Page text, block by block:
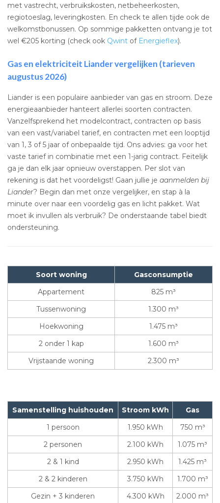
met vastrecht, verbruikskosten, netbeheerkosten,
regiotoeslag, leveringkosten. En check te allen tijde ook de
welkomstbonussen. Op sommige pakketten ontvang je tot
wel €205 korting (check ook Qwint of Energieflex).
Gas en elektriciteit Liander vergelijken (tarieven
augustus 2026)
Liander is een populaire aanbieder van gas en stroom. Deze
energieaanbieder hanteert allerlei soorten contracten.
Vanzelfsprekend het modelcontract, contracten op basis
van een vast/variabel tarief, en contracten met een looptijd
van 1, 3 of 5 jaar of onbepaalde tijd. Ons advies: ga voor het
vaste tarief in combinatie met een 1-jarig contract. Feitelijk
ga je dan elk jaar opnieuw overstappen. Per slot van
rekening is dat het voordeligst! Gaan jullie je aanmelden bij
Liander? Begin dan met onze vergelijker, en stap à la
minute over naar een voordelig gas en licht pakket. Wat
moet ik invullen als verbruik? De onderstaande tabel biedt
ondersteuning.
Soort woning
Gasconsumptie
Appartement
825 m³
Tussenwoning
1.300 m³
Hoekwoning
1.475 m³
2 onder 1 kap
1.600 m³
Vrijstaande woning
2.300 m³
Samenstelling huishouden Stroom kWh
Gas
1 persoon
1.950 kWh
750 m³
2 personen
2.100 kWh
1.075 m³
2 & 1 kind
2.950 kWh
1.425 m³
2 & 2 kinderen
3.750 kWh
1.700 m³
Gezin + 3 kinderen
4.300 kWh 2.000 m³